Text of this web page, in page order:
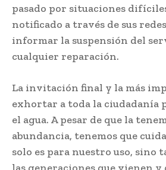
pasado por situaciones
notificado a través de sus
informar la suspensión del
cualquier reparación.
La invitación final y la más
exhortar a toda la ciudadanía
el agua. A pesar de que la
abundancia, tenemos que
solo es para nuestro uso, sino